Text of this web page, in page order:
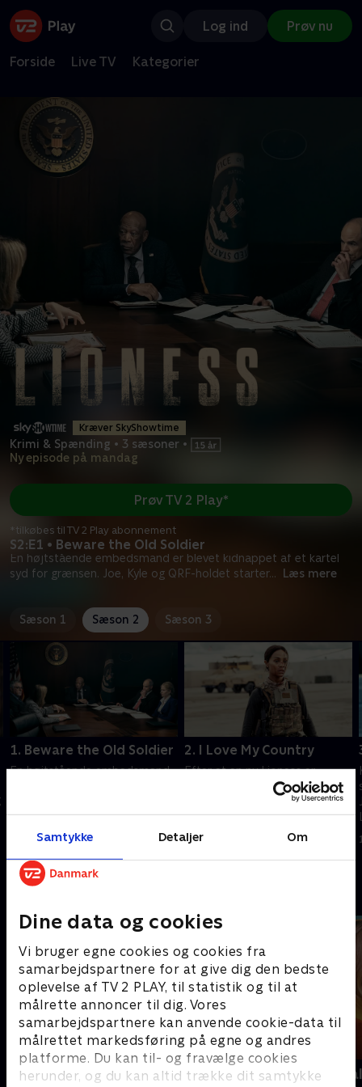
Samtykke Detaljer Om
Dine data og cookies
Vi bruger egne cookies og cookies fra
samarbejdspartnere for at give dig den bedste
oplevelse af TV 2 PLAY, til statistik og til at
målrette annoncer til dig. Vores
samarbejdspartnere kan anvende cookie-data til
målrettet markedsføring på egne og andres
platforme. Du kan til- og fravælge cookies
herunder, og du kan altid trække dit samtykke
Log ind Prøv nu
Forside Live TV Kategorier
Kræver SkyShowtime
Krimi & Spænding • 3 sæsoner •
Ny episode på mandag
S2:E1 • Beware the Old Soldier
En højtstående embedsmand er blevet kidnappet af et kartel
syd for grænsen. Joe, Kyle og QRF-holdet starter... Læs mere
Prøv TV 2 Play*
*tilkøbes til TV 2 Play abonnement
Sæson 1 Sæson 2 Sæson 3
1. Beware the Old Soldier
En højtstående embedsmand
QRF-holdet starter en hurtig
redningsaktion
1. november 2024 • 42 min
2. I Love My Country
Efter at en ny Lioness er
identificeret, rejser Joe og
hendes team til Irak for at
lukke aktivet ned
8. november 2024 • 44 min
The Hunting Party Mord på